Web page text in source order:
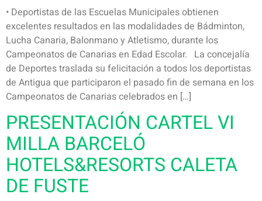
• Deportistas de las Escuelas Municipales obtienen
excelentes resultados en las modalidades de Bádminton,
Lucha Canaria, Balonmano y Atletismo, durante los
Campeonatos de Canarias en Edad Escolar. La concejalía
de Deportes traslada su felicitación a todos los deportistas
de Antigua que participaron el pasado fin de semana en los
Campeonatos de Canarias celebrados en […]
PRESENTACIÓN CARTEL VI
MILLA BARCELÓ
HOTELS&RESORTS CALETA
DE FUSTE